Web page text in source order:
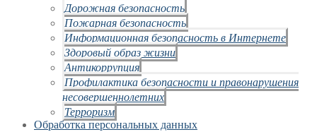
Дорожная безопасность
Пожарная безопасность
Информационная безопасность в Интернете
Здоровый образ жизни
Антикоррупция
Профилактика безопасности и правонарушения
несовершеннолетних
Терроризм
Обработка персональных данных